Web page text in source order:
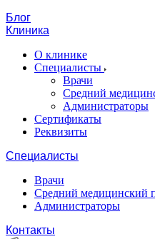
Блог
Клиника
О клинике
Специалисты
Врачи
Средний
Администраторы
Сертификаты
Реквизиты
Специалисты
Врачи
Средний медицинский
Администраторы
Контакты